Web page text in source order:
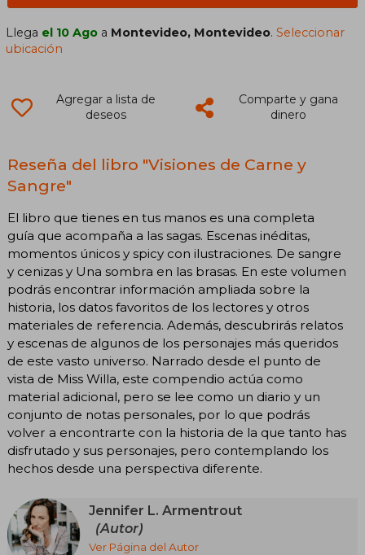
Llega el 10 Ago a Montevideo, Montevideo.Seleccionar
ubicación
Agregar a lista de
deseos
Comparte y gana
dinero
Reseña del libro "Visiones de Carne y
Sangre"
El libro que tienes en tus manos es una completa
guía que acompaña a las sagas. Escenas inéditas,
momentos únicos y spicy con ilustraciones. De sangre
y cenizas y Una sombra en las brasas. En este volumen
podrás encontrar información ampliada sobre la
historia, los datos favoritos de los lectores y otros
materiales de referencia. Además, descubrirás relatos
y escenas de algunos de los personajes más queridos
de este vasto universo. Narrado desde el punto de
vista de Miss Willa, este compendio actúa como
material adicional, pero se lee como un diario y un
conjunto de notas personales, por lo que podrás
volver a encontrarte con la historia de la que tanto has
disfrutado y sus personajes, pero contemplando los
hechos desde una perspectiva diferente.
Jennifer L. Armentrout
(Autor)
Ver Página del Autor